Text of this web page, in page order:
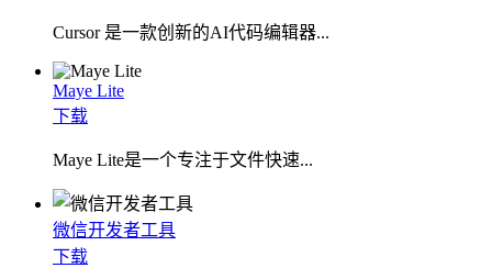
Cursor 是一款创新的AI代码编辑器...
Maye Lite
下载
​Maye Lite是一个专注于文件快速...
微信开发者工具
下载